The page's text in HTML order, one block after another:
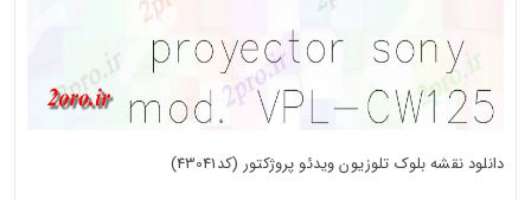
دانلود نقشه بلوک تلوزیون ویدئو پروژکتور (کد43041)